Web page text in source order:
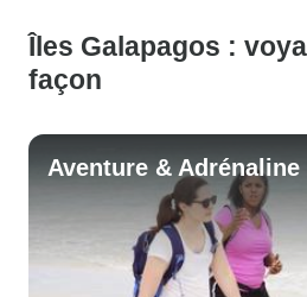
Îles Galapagos :
façon
Aventure & Adrénaline